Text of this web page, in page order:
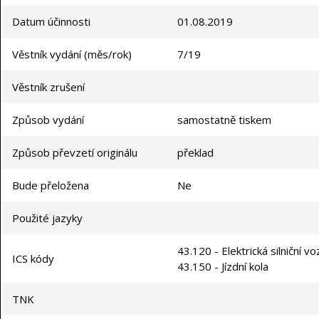
Datum účinnosti 01.08.2019
Věstník vydání (měs/rok) 7/19
Věstník zrušení
Způsob vydání samostatně tiskem
Způsob převzetí originálu překlad
Bude přeložena Ne
Použité jazyky
ICS kódy
43.120 - Elektrická silniční
43.150 - Jízdní kola
TNK